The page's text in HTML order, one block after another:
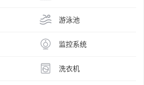
游泳池
监控系统
洗衣机